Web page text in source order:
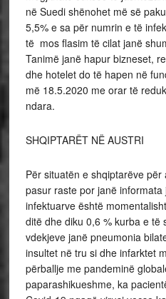
në Suedi shënohet më së
5,5% e sa për numrin e të
të mos flasim të cilat janë
Tanimë janë hapur bizneset,
dhe hotelet do të hapen në
më 18.5.2020 me orar të
ndara.
SHQIPTARËT NË AUSTRI
Për situatën e shqiptarëve
pasur raste por janë
infektuarve është
ditë dhe diku 0,6 % kurba e të
vdekjeve janë pneumonia
insultet në tru si dhe infarktet
përballje me pandeminë
paparashikueshme, ka